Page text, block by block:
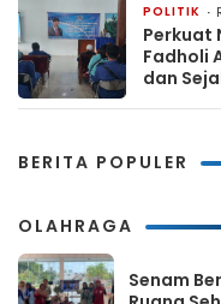
POLITIK
Perkuat
Fadholi
dan
BERITA POPULER
OLAHRAGA
Senam